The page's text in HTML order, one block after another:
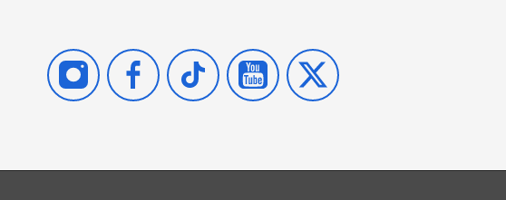
INSTAGRAMFACEBOOK
TIKTOK YOUTUBE
X